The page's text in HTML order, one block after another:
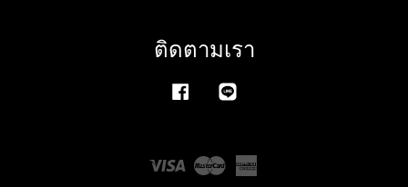
ติดตามเรา
Facebook
Visa Master